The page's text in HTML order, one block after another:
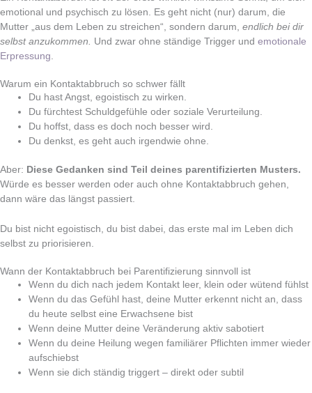
emotional und psychisch zu lösen. Es geht nicht (nur) darum, die
Mutter „aus dem Leben zu streichen“, sondern darum, endlich bei dir
selbst anzukommen. Und zwar ohne ständige Trigger und emotionale
Erpressung
Warum ein Kontaktabbruch so schwer fällt
Du hast Angst, egoistisch zu wirken.
Du fürchtest Schuldgefühle oder soziale Verurteilung.
Du hoffst, dass es doch noch besser wird.
Du denkst, es geht auch irgendwie ohne.
Aber: Diese Gedanken sind Teil deines parentifizierten Musters.
Würde es besser werden oder auch ohne Kontaktabbruch gehen,
dann wäre das längst passiert.
Du bist nicht egoistisch, du bist dabei, das erste mal im Leben dich
selbst zu priorisieren.
Wann der Kontaktabbruch bei Parentifizierung sinnvoll ist
Wenn du dich nach jedem Kontakt leer, klein oder wütend fühlst
Wenn du das Gefühl hast, deine Mutter erkennt nicht an, dass
du heute selbst eine Erwachsene bist
Wenn deine Mutter deine Veränderung aktiv sabotiert
Wenn du deine Heilung wegen familiärer Pflichten immer wieder
aufschiebst
Wenn sie dich ständig triggert – direkt oder subtil